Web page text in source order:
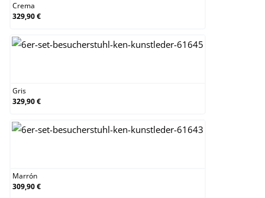
Crema
329,90 €
Gris
329,90 €
Marrón
309,90 €